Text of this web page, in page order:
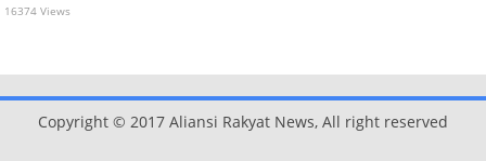
16374 Views
Copyright © 2017 Aliansi Rakyat News, All right reserved